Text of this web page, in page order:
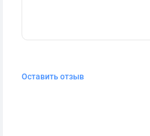
Оставить отзыв